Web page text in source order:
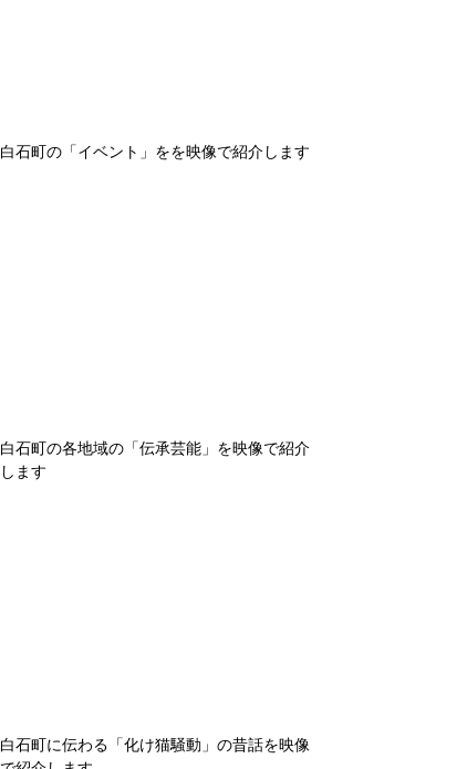
白石町の「イベント」をを映像で紹介します
白石町の各地域の「伝承芸能」を映像で紹介
します
白石町に伝わる「化け猫騒動」の昔話を映像